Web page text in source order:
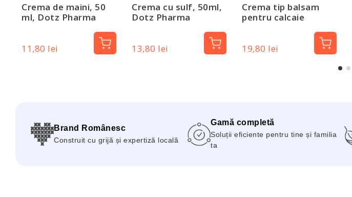
Crema de maini, 50
ml, Dotz Pharma
11,80 lei
Crema cu sulf, 50ml,
Dotz Pharma
13,80 lei
Crema tip balsam
pentru calcaie
19,80 lei
Brand Românesc
Construit cu grijă și expertiză locală
Gamă completă
Soluții eficiente pentru tine și familia
ta